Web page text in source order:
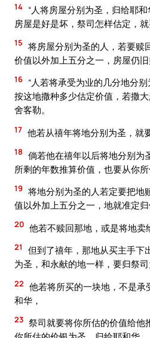
14 “人将房屋分别为圣，归给耶和
房屋是好是坏，祭司怎样估定，就
15 将房屋分别为圣的人，若要赎
价值以外加上五分之一，房屋仍旧
16 “人若将承受为业的几分地分
按这地撒种多少估定价值，若撒
舍客勒。
17 他若从禧年将地分别为圣，就
18 倘若他在禧年以后将地分别为
所剩的年数推算价值，也要从你所
19 将地分别为圣的人若定要把地
值以外加上五分之一，地就准定归
20 他若不赎回那地，或是将地卖
21
但到了禧年，那地从买主手下
为圣，和永献的地一样，要归祭司
22 他若将所买的一块地，不是
和华，
23 祭司就要将你所估的价值给他